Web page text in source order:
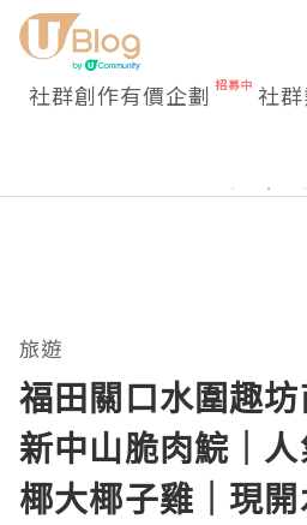
社群創作有價企劃 社
旅遊
福田關口水圍趣
新中山脆肉鯇｜
椰大椰子雞｜現